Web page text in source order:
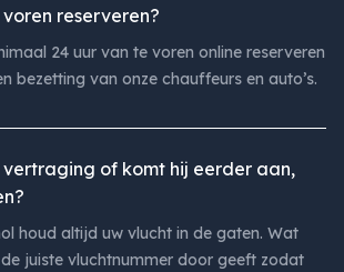
reserveren?
24 uur van te voren online reserveren
bezetting van onze chauffeurs en auto’s.
of komt hij eerder aan,
houd altijd uw vlucht in de gaten. Wat
juiste vluchtnummer door geeft zodat